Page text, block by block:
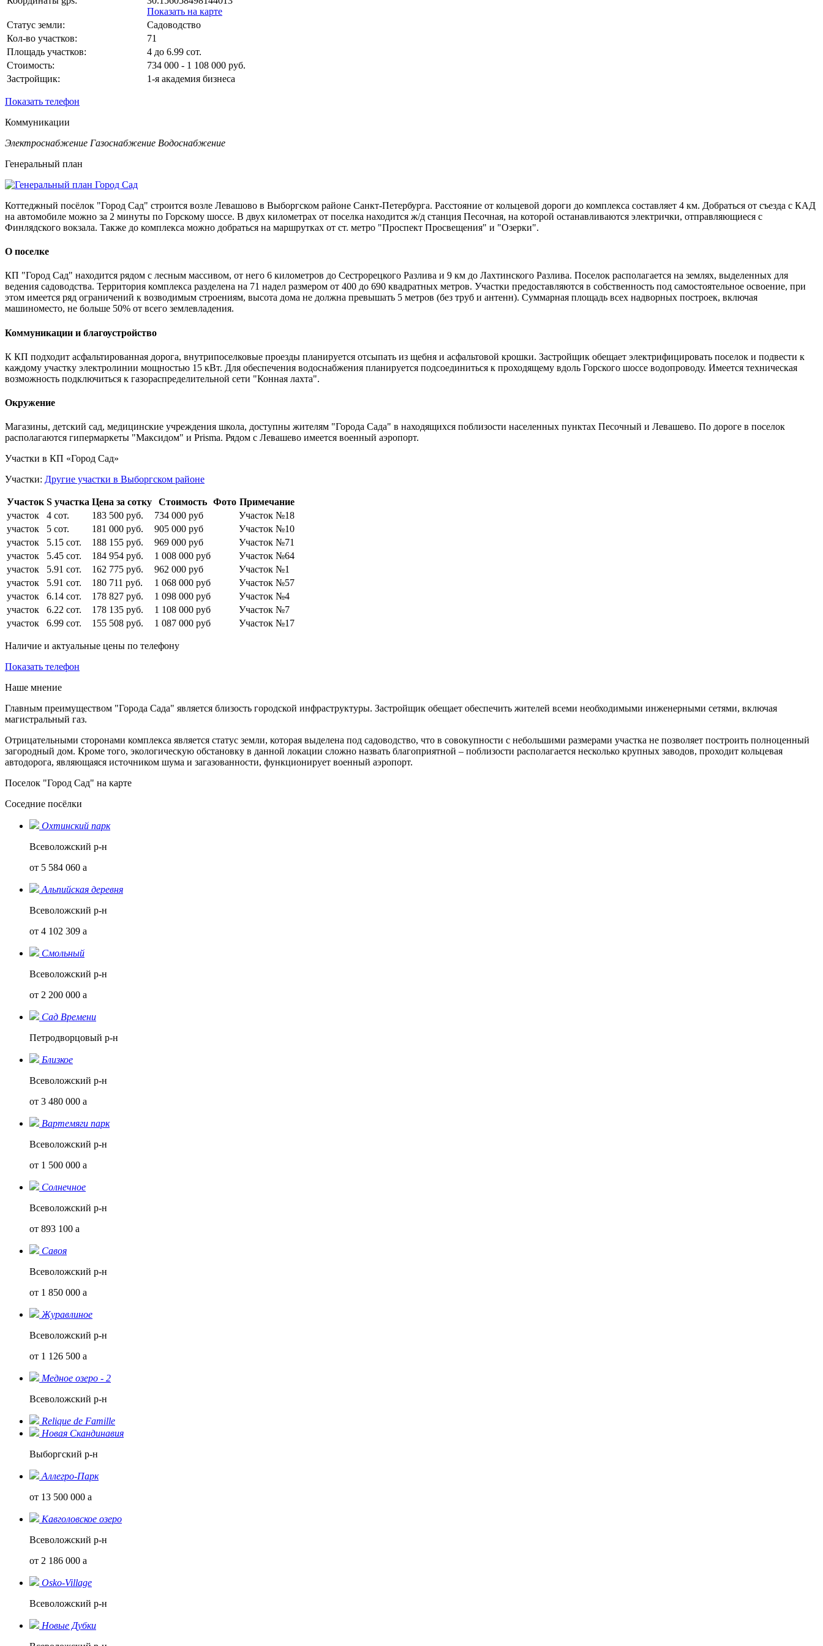
Показать на карте
Статус земли:
Садоводство
Кол-во участков:
71
Площадь участков:
4 до 6.99 сот.
Стоимость:
734 000 - 1 108 000 руб.
Застройщик:
1-я академия бизнеса
Показать телефон
Коммуникации
Электроснабжение Газоснабжение Водоснабжение
Генеральный план
Коттеджный посёлок "Город Сад" строится возле Левашово в Выборгском районе Санкт-Петербурга. Расстояние от кольцевой дороги до комплекса составляет 4 км. Добраться от съезда с КАД
на автомобиле можно за 2 минуты по Горскому шоссе. В двух километрах от поселка находится ж/д станция Песочная, на которой останавливаются электрички, отправляющиеся с
Финлядского вокзала. Также до комплекса можно добраться на маршрутках от ст. метро "Проспект Просвещения" и "Озерки".
О поселке
КП "Город Сад" находится рядом с лесным массивом, от него 6 километров до Сестрорецкого Разлива и 9 км до Лахтинского Разлива. Поселок располагается на землях, выделенных для
ведения садоводства. Территория комплекса разделена на 71 надел размером от 400 до 690 квадратных метров. Участки предоставляются в собственность под самостоятельное освоение, при
этом имеется ряд ограничений к возводимым строениям, высота дома не должна превышать 5 метров (без труб и антенн). Суммарная площадь всех надворных построек, включая
машиноместо, не больше 50% от всего землевладения.
Коммуникации и благоустройство
К КП подходит асфальтированная дорога, внутрипоселковые проезды планируется отсыпать из щебня и асфальтовой крошки. Застройщик обещает электрифицировать поселок и подвести к
каждому участку электролинии мощностью 15 кВт. Для обеспечения водоснабжения планируется подсоединиться к проходящему вдоль Горского шоссе водопроводу. Имеется техническая
возможность подключиться к газораспределительной сети "Конная лахта".
Окружение
Магазины, детский сад, медицинские учреждения школа, доступны жителям "Города Сада" в находящихся поблизости населенных пунктах Песочный и Левашево. По дороге в поселок
располагаются гипермаркеты "Максидом" и Prisma. Рядом с Левашево имеется военный аэропорт.
Участки в КП «Город Сад»
Участки: Другие участки в Выборгском районе
Участок S участка Цена за сотку Стоимость Фото Примечание
участок
4 сот. 183 500 руб. 734 000 руб
Участок №18
участок
5 сот. 181 000 руб. 905 000 руб
Участок №10
участок
5.15 сот. 188 155 руб. 969 000 руб
Участок №71
участок
5.45 сот. 184 954 руб. 1 008 000 руб
Участок №64
участок
5.91 сот. 162 775 руб. 962 000 руб
Участок №1
участок
5.91 сот. 180 711 руб. 1 068 000 руб
Участок №57
участок
6.14 сот. 178 827 руб. 1 098 000 руб
Участок №4
участок
6.22 сот. 178 135 руб. 1 108 000 руб
Участок №7
участок
6.99 сот. 155 508 руб. 1 087 000 руб Участок №17
Наличие и актуальные цены по телефону
Показать телефон
Наше мнение
Главным преимуществом "Города Сада" является близость городской инфраструктуры. Застройщик обещает обеспечить жителей всеми необходимыми инженерными сетями, включая
магистральный газ.
Отрицательными сторонами комплекса является статус земли, которая выделена под садоводство, что в совокупности с небольшими размерами участка не позволяет построить полноценный
загородный дом. Кроме того, экологическую обстановку в данной локации сложно назвать благоприятной – поблизости располагается несколько крупных заводов, проходит кольцевая
автодорога, являющаяся источником шума и загазованности, функционирует военный аэропорт.
Поселок "Город Сад" на карте
Соседние посёлки
Охтинский парк
Всеволожский р-н
от 5 584 060 a
Альпийская деревня
Всеволожский р-н
от 4 102 309 a
Смольный
Всеволожский р-н
от 2 200 000 a
Сад Времени
Петродворцовый р-н
Близкое
Всеволожский р-н
от 3 480 000 a
Вартемяги парк
Всеволожский р-н
от 1 500 000 a
Солнечное
Всеволожский р-н
от 893 100 a
Савоя
Всеволожский р-н
от 1 850 000 a
Журавлиное
Всеволожский р-н
от 1 126 500 a
Медное озеро - 2
Всеволожский р-н
Relique de Famillе
Новая Скандинавия
Выборгский р-н
Аллегро-Парк
от 13 500 000 a
Кавголовское озеро
Всеволожский р-н
от 2 186 000 a
Osko-Village
Всеволожский р-н
Новые Дубки